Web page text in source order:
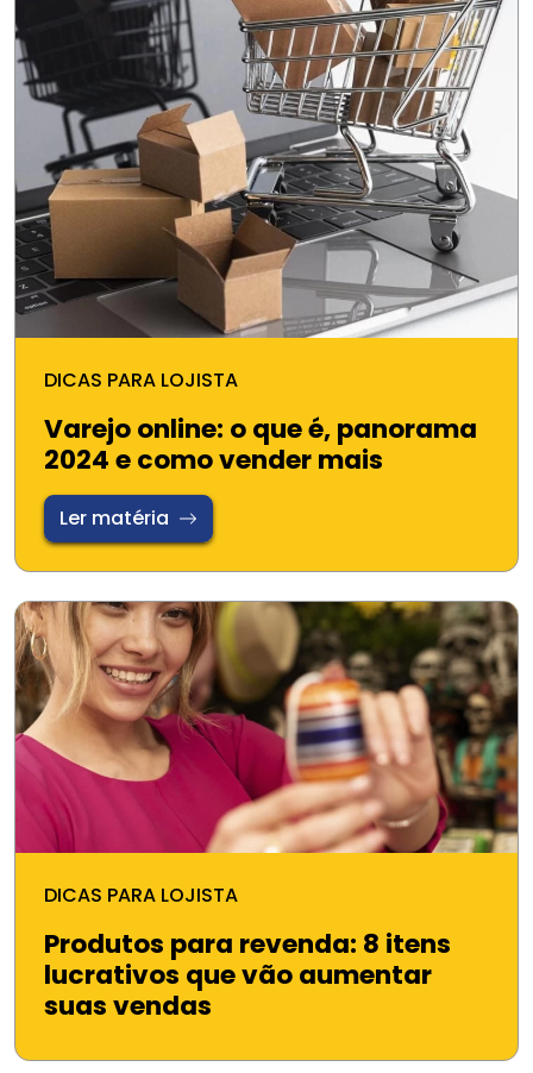
DICAS PARA LOJISTA
Varejo online: o que é, panorama
2024 e como vender mais
Ler matéria
DICAS PARA LOJISTA
Produtos para revenda: 8 itens
lucrativos que vão aumentar
suas vendas